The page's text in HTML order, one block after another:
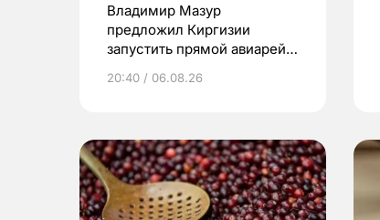
Владимир Мазур
предложил Киргизии
запустить прямой авиарейс
20:40 / 06.08.26